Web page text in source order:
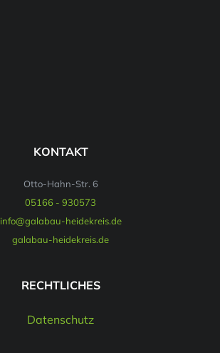
KONTAKT
Otto-Hahn-Str. 6
05166 - 930573
info@galabau-heidekreis.de
galabau-heidekreis.de
RECHTLICHES
Datenschutz